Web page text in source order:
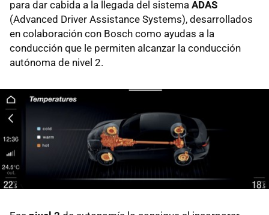
para dar cabida a la llegada del sistema ADAS
(Advanced Driver Assistance Systems), desarrollados
en colaboración con Bosch como ayudas a la
conducción que le permiten alcanzar la conducción
autónoma de nivel 2.